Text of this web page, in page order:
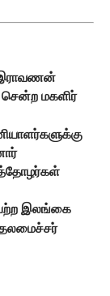
இராவணன்
சென்ற மகளிர்
இலங்கை